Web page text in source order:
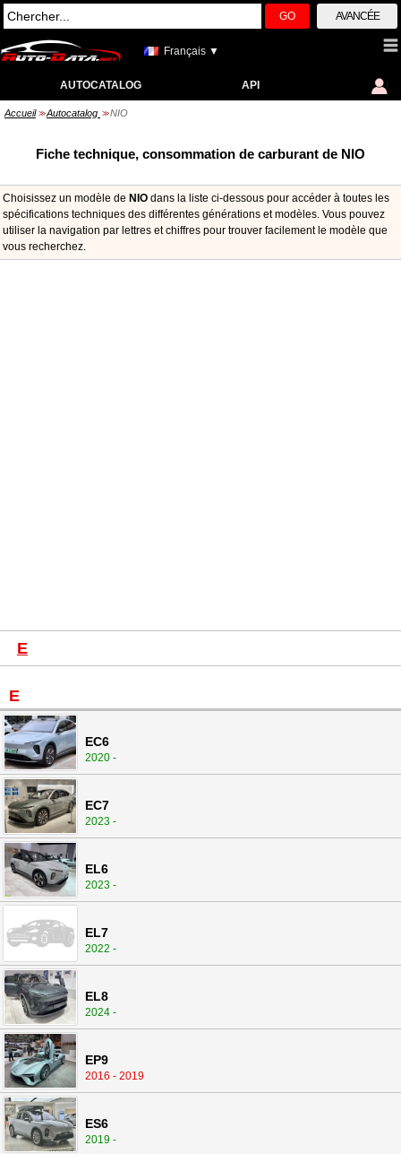
GO AVANCÉE
Français ▼
AUTOCATALOG API
Accueil >> Autocatalog >> NIO
Fiche technique, consommation de carburant de NIO
Choisissez un modèle de NIO dans la liste ci-dessous pour accéder à toutes les
spécifications techniques des différentes générations et modèles. Vous pouvez
utiliser la navigation par lettres et chiffres pour trouver facilement le modèle que
vous recherchez.
E
E
EC6
2020 -
EC7
2023 -
EL6
2023 -
EL7
2022 -
EL8
2024 -
EP9
2016 - 2019
ES6
2019 -